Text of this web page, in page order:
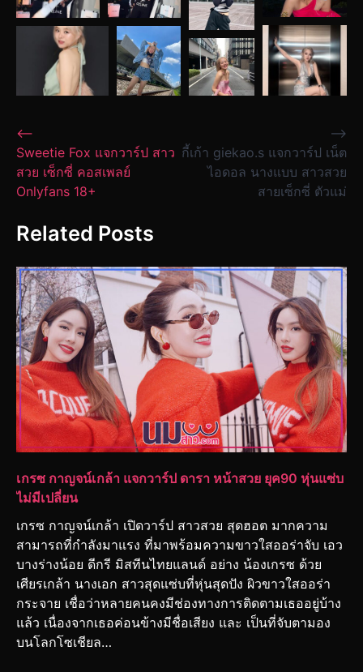
Post
navigation
⟵
Sweetie Fox แจกวาร์ป สาว
สวย เซ็กซี่ คอสเพลย์
Onlyfans 18+
กี้เก้า giekao.s แจกวาร์ป เน็ต
ไอดอล นางแบบ สาวสวย
สายเซ็กซี่ ตัวแม่
⟶
Related Posts
เกรซ กาญจน์เกล้า แจกวาร์ป ดารา หน้าสวย ยุค90 หุ่นแซ่บ
ไม่มีเปลี่ยน
เกรซ กาญจน์เกล้า เปิดวาร์ป สาวสวย สุดฮอต มากความ
สามารถที่กำลังมาแรง ที่มาพร้อมความขาวใสออร่าจับ เอว
บางร่างน้อย ดีกรี มิสทีนไทยแลนด์ อย่าง น้องเกรซ ด้วย
เศียรเกล้า นางเอก สาวสุดแซ่บที่หุ่นสุดปัง ผิวขาวใสออร่า
กระจาย เชื่อว่าหลายคนคงมีช่องทางการติดตามเธออยู่บ้าง
แล้ว เนื่องจากเธอค่อนข้างมีชื่อเสียง และ เป็นที่จับตามอง
บนโลกโซเชียล…